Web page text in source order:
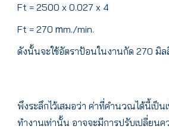
Ft = 2500 x 0.027 x 4
Ft = 270mm./min.
ดังนั้นจะใช้อัตราป้อนในงานกัด 270 มิล
พึงระลึกไว้เสมอว่า ค่าที่คำนวณได้นี้เป็น
ทำงานเท่านั้น อาจจะมีการปรับเปลี่ยนค